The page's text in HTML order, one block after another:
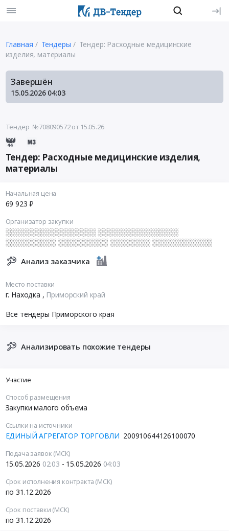
Главная Тендеры
Тендер: Расходные медицинские
изделия, материалы
Завершён
15.05.2026 04:03
Тендер №708090572от 15.05.26
Тендер: Расходные медицинские изделия,
материалы
Начальная цена
69 923 ₽
Организатор закупки
░░░░░░░░░░░░░░░░░░ ░░░░░░░░░░░░░░░░
░░░░░░░░░░ ░░░░░░░░░░ ░░░░░░░░ ░░░░░░░░░░░░
Анализ заказчика
Место поставки
г. Находка , Приморский край
Все тендеры Приморского края
Анализировать похожие тендеры
Участие
Способ размещения
Закупки малого объема
Ссылки на источники
ЕДИНЫЙ АГРЕГАТОР ТОРГОВЛИ 200910644126100070
Подача заявок (МСК)
15.05.2026 02:03 - 15.05.2026 04:03
Срок исполнения контракта (МСК)
по 31.12.2026
Срок поставки (МСК)
по 31.12.2026